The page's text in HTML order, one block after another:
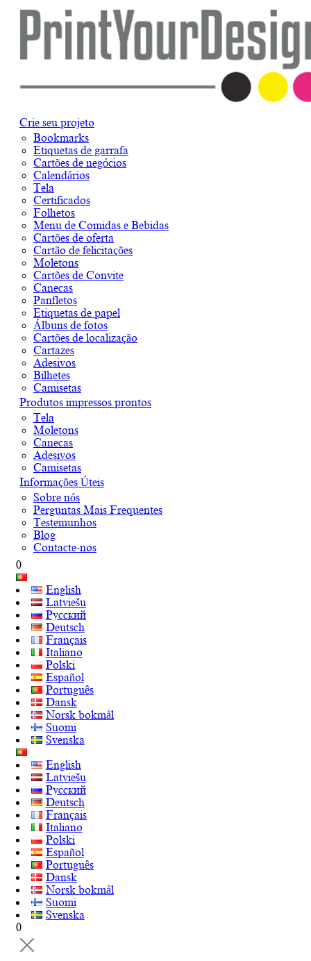
Crie seu projeto
Bookmarks
Etiquetas de garrafa
Cartões de negócios
Calendários
Tela
Certificados
Folhetos
Menu de Comidas e Bebidas
Cartões de oferta
Cartão de felicitações
Moletons
Cartões de Convite
Canecas
Panfletos
Etiquetas de papel
Álbuns de fotos
Cartões de localização
Cartazes
Adesivos
Bilhetes
Camisetas
Produtos impressos prontos
Tela
Moletons
Canecas
Adesivos
Camisetas
Informações Úteis
Sobre nós
Perguntas Mais Frequentes
Testemunhos
Blog
Contacte-nos
0
English
Latviešu
Русский
Deutsch
Français
Italiano
Polski
Español
Português
Dansk
Norsk bokmål
Suomi
Svenska
English
Latviešu
Русский
Deutsch
Français
Italiano
Polski
Español
Português
Dansk
Norsk bokmål
Suomi
Svenska
0